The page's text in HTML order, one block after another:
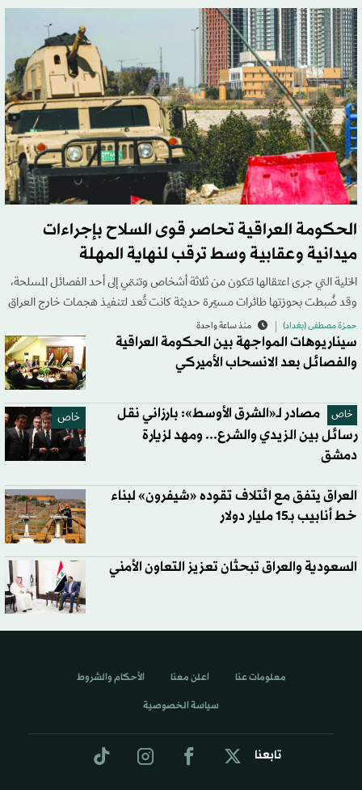
الحكومة العراقية تحاصر قوى السلاح بإجراءات
ميدانية وعقابية وسط ترقب لنهاية المهلة
الخلية التي جرى اعتقالها تتكون من ثلاثة أشخاص وتنتمي إلى أحد الفصائل المسلحة،
وقد ضُبطت بحوزتها طائرات مسيّرة حديثة كانت تُعد لتنفيذ هجمات خارج العراق
حمزة مصطفى (بغداد) منذ ساعة واحدة
سيناريوهات المواجهة بين الحكومة العراقية
والفصائل بعد الانسحاب الأميركي
خاص خاص
مصادر لـ«الشرق الأوسط»: بارزاني نقل
رسائل بين الزيدي والشرع... ومهد لزيارة
دمشق
العراق يتفق مع ائتلاف تقوده «شيفرون» لبناء
خط أنابيب بـ15 مليار دولار
السعودية والعراق تبحثان تعزيز التعاون الأمني
تابعنا
معلومات عنا اعلن معنا الأحكام والشروط
سياسة الخصوصية